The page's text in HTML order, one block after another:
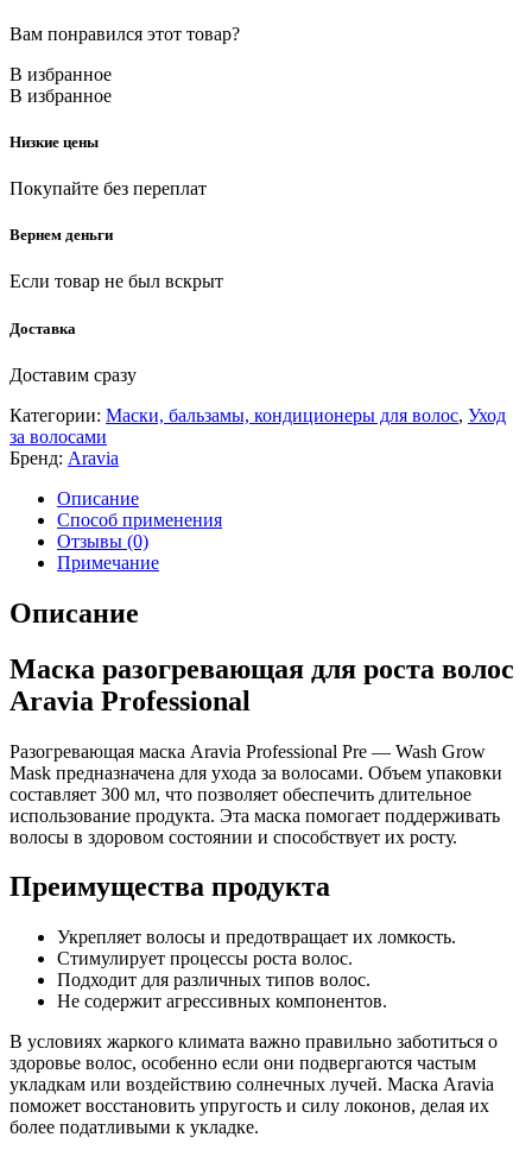
Вам понравился этот товар?
В избранное
В избранное
Низкие цены
Покупайте без переплат
Вернем деньги
Если товар не был вскрыт
Доставка
Доставим сразу
Категории: Маски, бальзамы, кондиционеры для волос, Уход
за волосами
Бренд: Aravia
Описание
Способ применения
Отзывы (0)
Примечание
Описание
Маска разогревающая для роста волос
Aravia Professional
Разогревающая маска Aravia Professional Pre — Wash Grow
Mask предназначена для ухода за волосами. Объем упаковки
составляет 300 мл, что позволяет обеспечить длительное
использование продукта. Эта маска помогает поддерживать
волосы в здоровом состоянии и способствует их росту.
Преимущества продукта
Укрепляет волосы и предотвращает их ломкость.
Стимулирует процессы роста волос.
Подходит для различных типов волос.
Не содержит агрессивных компонентов.
В условиях жаркого климата важно правильно заботиться о
здоровье волос, особенно если они подвергаются частым
укладкам или воздействию солнечных лучей. Маска Aravia
поможет восстановить упругость и силу локонов, делая их
более податливыми к укладке.